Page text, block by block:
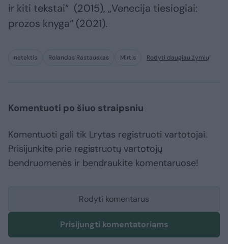
ir kiti tekstai“ (2015), „Venecija tiesiogiai:
prozos knyga“ (2021).
netektis Rolandas Rastauskas Mirtis Rodyti daugiau žymių
Komentuoti po šiuo straipsniu
Komentuoti gali tik Lrytas registruoti vartotojai.
Prisijunkite prie registruotų vartotojų
bendruomenės ir bendraukite komentaruose!
Rodyti komentarus
Prisijungti komentatoriams